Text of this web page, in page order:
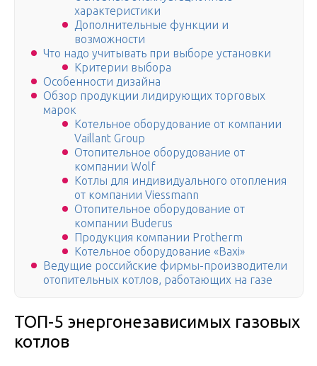
характеристики
Дополнительные функции и
возможности
Что надо учитывать при выборе установки
Критерии выбора
Особенности дизайна
Обзор продукции лидирующих торговых
марок
Котельное оборудование от компании
Vaillant Group
Отопительное оборудование от
компании Wolf
Котлы для индивидуального отопления
от компании Viessmann
Отопительное оборудование от
компании Buderus
Продукция компании Protherm
Котельное оборудование «Baxi»
Ведущие российские фирмы-производители
отопительных котлов, работающих на газе
ТОП-5 энергонезависимых газовых
котлов